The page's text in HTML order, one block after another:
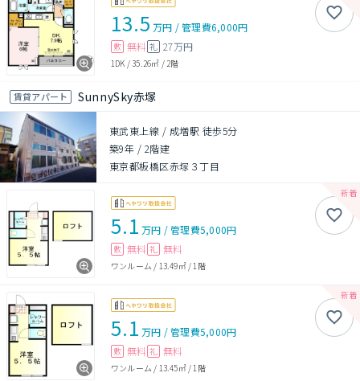
13.5 万円 /管理費6,000円
敷 無料 礼 27万円
1DK /35.26㎡ /2階
賃貸アパート SunnySky赤塚
東武東上線 / 成増駅 徒歩5分
築9年 / 2階建
東京都板橋区赤塚３丁目
5.1 万円 /管理費5,000円
敷 無料 礼 無料
ワンルーム / 13.49㎡/1階
5.1 万円 /管理費5,000円
敷 無料 礼 無料
ワンルーム / 13.45㎡/1階